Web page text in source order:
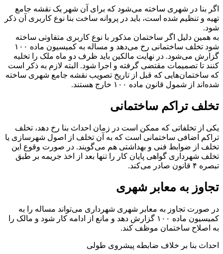
اگر بنا در شهری ساخته می‌شود که برای آن شهر یک نقشه جامع
تهیه و تنظیم شده است، باید در پروانه ساخت بنا نوع کاربری آن ذکر
شود.
به همین دلیل اگر ساختمان مذکور با نوع کاربری متفاوتی ساخته
شود تخلف ساختمانی رخ می‌دهد و مساله به کمیسیون ماده ۱۰۰
گزارش می‌شود. در نهایت مالکین باید ظرف دو ماه ملک را تخلیه
کنند تا تصمیمات مقتضی گرفته و اجرا شود. البته لازم به ذکر است
که ساختمان‌هایی که قبل از تاریخ تصویب نقشه جامع شهری ساخته
شده‌اند از شمول قانون ماده ۱۰۰ خارج هستند.
تخلف تراکم ساختمانی
یکی از تخلفاتی که ممکن است در زمان احداث بنا رخ دهد، تخلف
تراکم اضافی ساختمانی است که به آن تخلف از اصول شهرسازی یا
تخلف از ضوابط فنی و بهداشتی هم می‌گویند. در صورت وقوع این
تخلف شهرداری گواهی پایان کار را تنها بعد از اخذ جریمه بر طبق
تبصره ۴ قانون صادر می‌کند.
تجاوز به معابر شهری
در صورت تجاوز به معابر شهری شهرداری می‌تواند مساله را به
کمیسیون ماده ۱۰۰ گزارش دهد و مانع از ادامه کار شود و مالک را
به اصلاح ساختمان موظف کند.
احداث بنا بر خلاف ضابطه پیشروی طولی